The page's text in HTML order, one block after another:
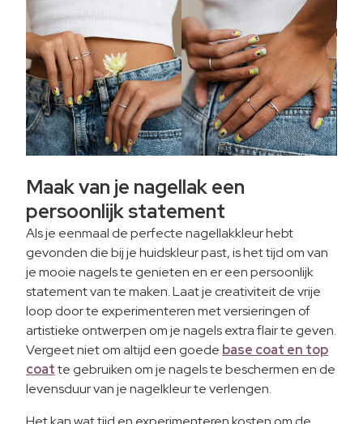
Maak van je nagellak een
persoonlijk statement
Als je eenmaal de perfecte nagellakkleur hebt
gevonden die bij je huidskleur past, is het tijd om van
je mooie nagels te genieten en er een persoonlijk
statement van te maken. Laat je creativiteit de vrije
loop door te experimenteren met versieringen of
artistieke ontwerpen om je nagels extra flair te geven.
Vergeet niet om altijd een goede base coat en top
coatte gebruiken om je nagels te beschermen en de
levensduur van je nagelkleur te verlengen.